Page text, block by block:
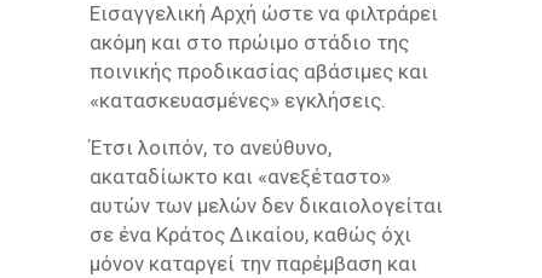
Εισαγγελική Αρχή ώστε να φιλτράρει
ακόμη και στο πρώιμο στάδιο της
ποινικής προδικασίας αβάσιμες και
«κατασκευασμένες» εγκλήσεις.
Έτσι λοιπόν, το ανεύθυνο,
ακαταδίωκτο και «ανεξέταστο»
αυτών των μελών δεν δικαιολογείται
σε ένα Κράτος Δικαίου, καθώς όχι
μόνον καταργεί την παρέμβαση και